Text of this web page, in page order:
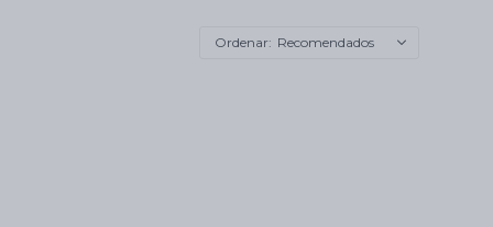
Recomendados